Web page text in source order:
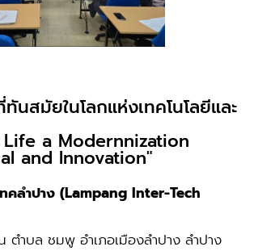
นสมัยในโลกแห่งเทคโนโลยีและ
a Modernnization
and Innovation"
คลำปาง (Lampang Inter-Tech
ตำบล ชมพู อำเภอเมืองลำปาง ลำปาง